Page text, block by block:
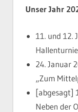
Unser Jahr
11. und 12.
24. Januar
„Zum
[abgesagt]
Neben der